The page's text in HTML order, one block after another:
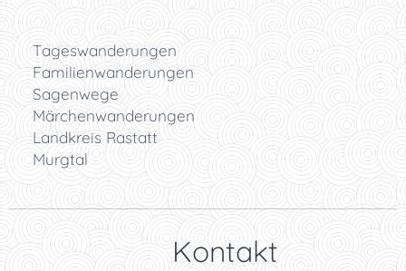
🥾 Tageswanderungen
👨‍👩‍👧 Familienwanderungen
📜 Sagenwege
🧚 Märchenwanderungen
🌲 Landkreis Rastatt
🏞️ Murgtal
👉 Kontakt